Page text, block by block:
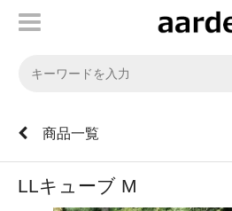
商品一覧
LLキューブ M